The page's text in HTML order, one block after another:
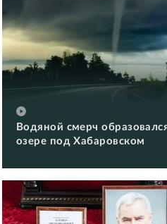
Водяной смерч
озере под Хабаровском